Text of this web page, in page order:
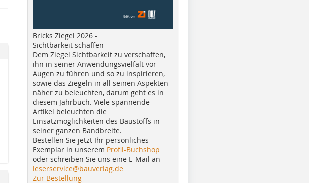
Bricks Ziegel 2026 -
Sichtbarkeit schaffen
Dem Ziegel Sichtbarkeit zu verschaffen,
ihn in seiner Anwendungsvielfalt vor
Augen zu führen und so zu inspirieren,
sowie das Ziegeln in all seinen Aspekten
näher zu beleuchten, darum geht es in
diesem Jahrbuch. Viele spannende
Artikel beleuchten die
Einsatzmöglichkeiten des Baustoffs in
seiner ganzen Bandbreite.
Bestellen Sie jetzt Ihr persönliches
Exemplar in unserem Profil-Buchshop
oder schreiben Sie uns eine E-Mail an
leserservice@bauverlag.de
Zur Bestellung